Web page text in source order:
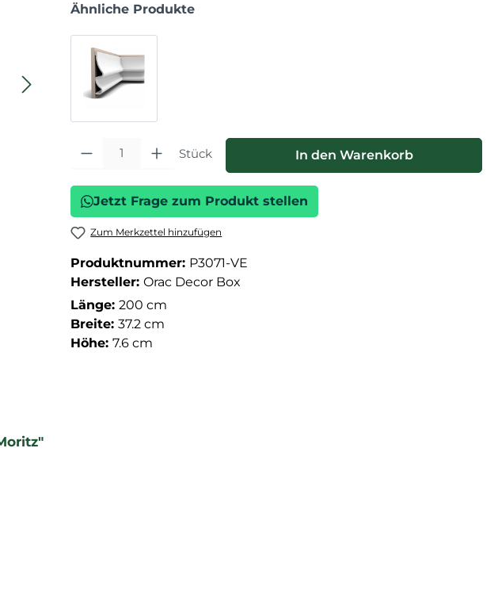
Ähnliche Produkte
Produkt Anzahl: Gib den gewünschten Wert ein oder benutze die
Stück In den Warenkorb
Jetzt Frage zum Produkt stellen
Zum Merkzettel hinzufügen
Produktnummer: P3071-VE
Hersteller: Orac Decor Box
Länge: 200 cm
Breite: 37.2 cm
Höhe: 7.6 cm